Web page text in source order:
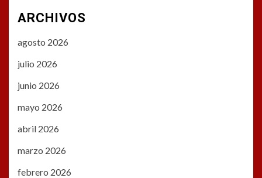
ARCHIVOS
agosto 2026
julio 2026
junio 2026
mayo 2026
abril 2026
marzo 2026
febrero 2026